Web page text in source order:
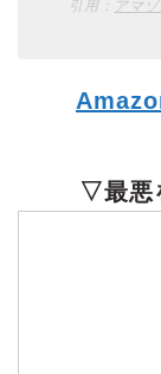
引用： アマ
▽最悪